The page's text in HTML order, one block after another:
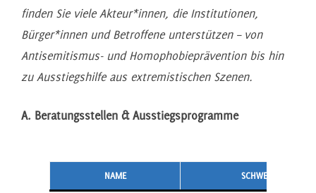
finden Sie viele Akteur*innen, die Institutionen,
Bürger*innen und Betroffene unterstützen – von
Antisemitismus- und Homophobieprävention bis hin
zu Ausstiegshilfe aus extremistischen Szenen.
A. Beratungsstellen & Ausstiegsprogramme
NAME SCHWERPUNKT